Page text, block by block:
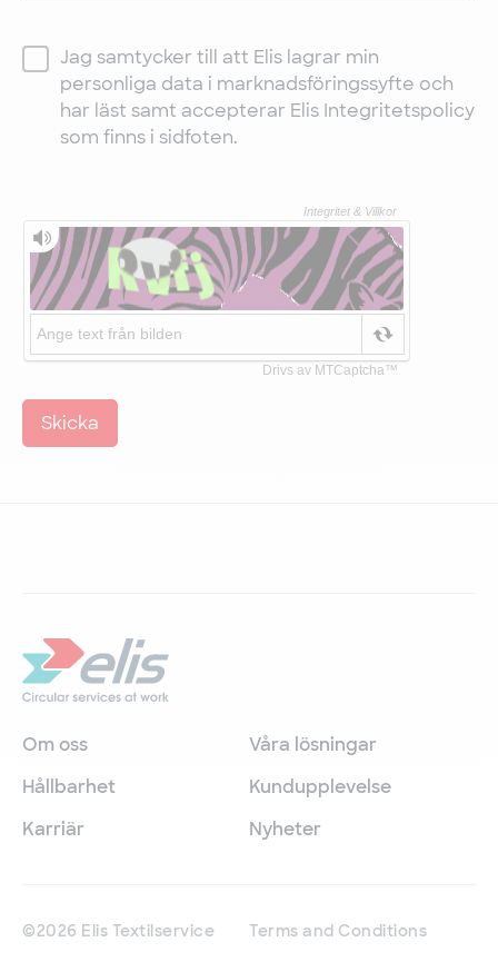
Jag samtycker till att Elis lagrar min
personliga data i marknadsföringssyfte och
har läst samt accepterar Elis Integritetspolicy
som finns i sidfoten.
Om oss
Våra lösningar
Hållbarhet
Kundupplevelse
Karriär
Nyheter
©2026 Elis Textilservice Terms and Conditions